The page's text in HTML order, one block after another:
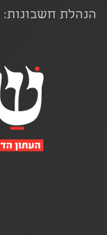
הנהלת חשבונות: